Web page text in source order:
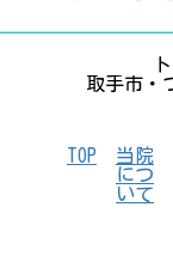
取手市・
TOP
当院
につ
いて